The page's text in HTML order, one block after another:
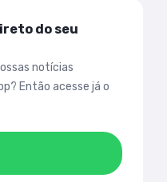
do seu
notícias
Então acesse já o